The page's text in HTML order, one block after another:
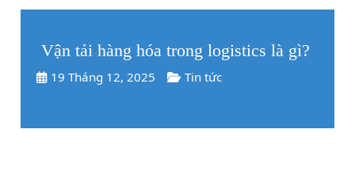
Vận tải hàng hóa trong logistics là gì?
19 Tháng 12, 2025 Tin tức